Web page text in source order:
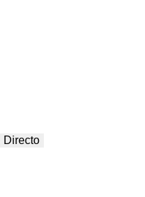
Directo